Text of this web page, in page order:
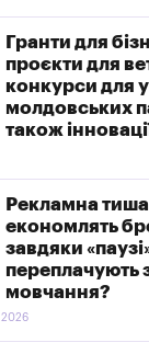
Гранти для
проєкти для
конкурси для
молдовських
також
Рекламна
економлять
завдяки
переплачують
мовчання?